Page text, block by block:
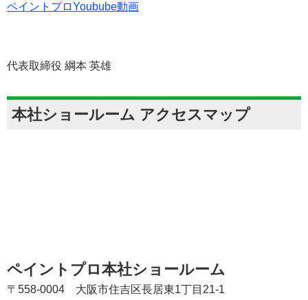
ペイントプロYoubube動画
代表取締役 綱本 英雄
本社ショールーム アクセスマップ
ペイントプロ本社ショールーム
〒558-0004 大阪市住吉区長居東1丁目21-1